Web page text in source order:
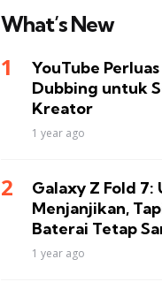
What’s New
YouTube
Dubbing untuk
Kreator
1 year ago
Galaxy Z Fold 7:
Menjanjikan,
Baterai Tetap
1 year ago